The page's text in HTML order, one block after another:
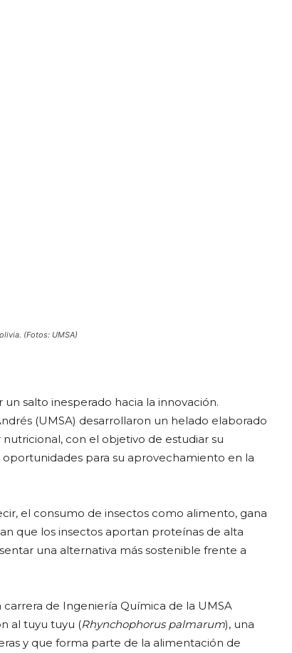
(Fotos: UMSA)
salto inesperado hacia la innovación.
(UMSA) desarrollaron un helado elaborado
con el objetivo de estudiar su
para su aprovechamiento en la
el consumo de insectos como alimento, gana
que los insectos aportan proteínas de alta
una alternativa más sostenible frente a
de Ingeniería Química de la UMSA
al tuyu tuyu (Rhynchophorus palmarum), una
y que forma parte de la alimentación de